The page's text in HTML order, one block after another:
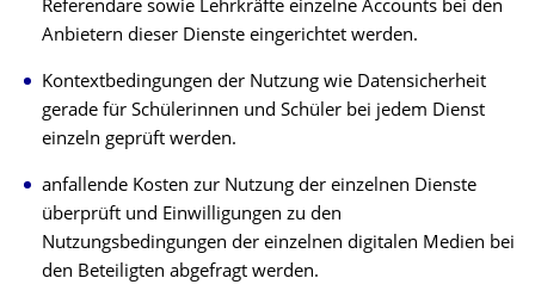
Referendare sowie Lehrkräfte einzelne Accounts bei den
Anbietern dieser Dienste eingerichtet werden.
Kontextbedingungen der Nutzung wie Datensicherheit
gerade für Schülerinnen und Schüler bei jedem Dienst
einzeln geprüft werden.
anfallende Kosten zur Nutzung der einzelnen Dienste
überprüft und Einwilligungen zu den
Nutzungsbedingungen der einzelnen digitalen Medien bei
den Beteiligten abgefragt werden.